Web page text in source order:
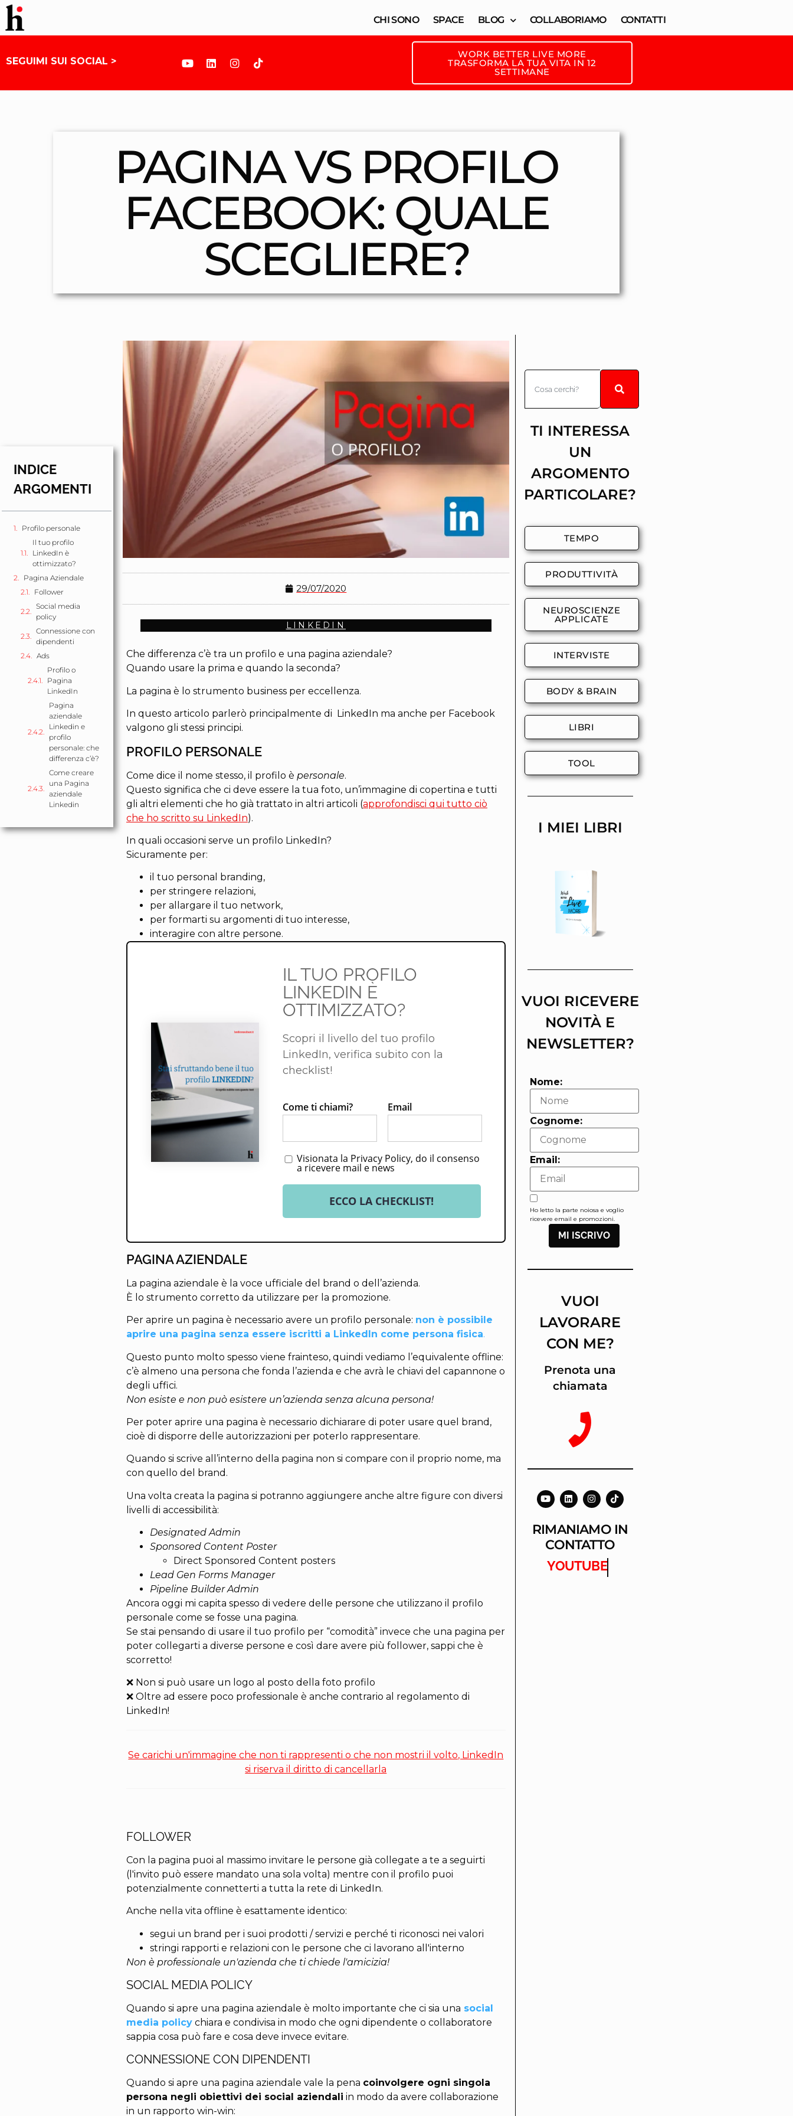
CHI SONO SPACE BLOG COLLABORIAMO CONTATTI
SEGUIMI SUI SOCIAL >
WORK BETTER LIVE MORE
TRASFORMA LA TUA VITA IN 12
SETTIMANE
PAGINA VS PROFILO
FACEBOOK: QUALE
SCEGLIERE?
INDICE
ARGOMENTI
Profilo personale
Il tuo profilo
LinkedIn è
ottimizzato?
Pagina Aziendale
Follower
Social media
policy
Connessione con
dipendenti
Ads
Profilo o
Pagina
LinkedIn
Pagina
aziendale
Linkedin e
profilo
personale: che
differenza c’è?
Come creare
una Pagina
aziendale
Linkedin
29/07/2020
LINKEDIN
Che differenza c’è tra un profilo e una pagina aziendale?
Quando usare la prima e quando la seconda?
La pagina è lo strumento business per eccellenza.
In questo articolo parlerò principalmente di LinkedIn ma anche per Facebook
valgono gli stessi principi.
PROFILO PERSONALE
Come dice il nome stesso, il profilo è personale.
Questo significa che ci deve essere la tua foto, un’immagine di copertina e tutti
gli altri elementi che ho già trattato in altri articoli (approfondisci qui tutto ciò
che ho scritto su LinkedIn).
In quali occasioni serve un profilo LinkedIn?
Sicuramente per:
il tuo personal branding,
per stringere relazioni,
per allargare il tuo network,
per formarti su argomenti di tuo interesse,
interagire con altre persone.
IL TUO PROFILO
LINKEDIN È
OTTIMIZZATO?
Scopri il livello del tuo profilo
LinkedIn, verifica subito con la
checklist!
Come ti chiami? Email
Visionata la Privacy Policy, do il consenso
a ricevere mail e news
ECCO LA CHECKLIST!
PAGINA AZIENDALE
La pagina aziendale è la voce ufficiale del brand o dell’azienda.
È lo strumento corretto da utilizzare per la promozione.
Per aprire un pagina è necessario avere un profilo personale: non è possibile
aprire una pagina senza essere iscritti a LinkedIn come persona fisica.
Questo punto molto spesso viene frainteso, quindi vediamo l’equivalente offline:
c’è almeno una persona che fonda l’azienda e che avrà le chiavi del capannone o
degli uffici.
Non esiste e non può esistere un’azienda senza alcuna persona!
Per poter aprire una pagina è necessario dichiarare di poter usare quel brand,
cioè di disporre delle autorizzazioni per poterlo rappresentare.
Quando si scrive all’interno della pagina non si compare con il proprio nome, ma
con quello del brand.
Una volta creata la pagina si potranno aggiungere anche altre figure con diversi
livelli di accessibilità:
Designated Admin
Sponsored Content Poster
Direct Sponsored Content posters
Lead Gen Forms Manager
Pipeline Builder Admin
Ancora oggi mi capita spesso di vedere delle persone che utilizzano il profilo
personale come se fosse una pagina.
Se stai pensando di usare il tuo profilo per “comodità” invece che una pagina per
poter collegarti a diverse persone e così dare avere più follower, sappi che è
scorretto!
❌ Non si può usare un logo al posto della foto profilo
❌ Oltre ad essere poco professionale è anche contrario al regolamento di
LinkedIn!
Se carichi un'immagine che non ti rappresenti o che non mostri il volto, LinkedIn
si riserva il diritto di cancellarla
FOLLOWER
Con la pagina puoi al massimo invitare le persone già collegate a te a seguirti
(l'invito può essere mandato una sola volta) mentre con il profilo puoi
potenzialmente connetterti a tutta la rete di LinkedIn.
Anche nella vita offline è esattamente identico:
segui un brand per i suoi prodotti / servizi e perché ti riconosci nei valori
stringi rapporti e relazioni con le persone che ci lavorano all'interno
Non è professionale un'azienda che ti chiede l'amicizia!
SOCIAL MEDIA POLICY
Quando si apre una pagina aziendale è molto importante che ci sia una social
media policy chiara e condivisa in modo che ogni dipendente o collaboratore
sappia cosa può fare e cosa deve invece evitare.
CONNESSIONE CON DIPENDENTI
Quando si apre una pagina aziendale vale la pena coinvolgere ogni singola
persona negli obiettivi dei social aziendali in modo da avere collaborazione
in un rapporto win-win:
TI INTERESSA
UN
ARGOMENTO
PARTICOLARE?
TEMPO
PRODUTTIVITÀ
NEUROSCIENZE
APPLICATE
INTERVISTE
BODY & BRAIN
LIBRI
TOOL
I MIEI LIBRI
VUOI RICEVERE
NOVITÀ E
NEWSLETTER?
Nome:
Cognome:
Email:
Ho letto la parte noiosa e voglio
ricevere email e promozioni.
MI ISCRIVO
VUOI
LAVORARE
CON ME?
Prenota una
chiamata
RIMANIAMO IN
CONTATTO
YOUTUBE